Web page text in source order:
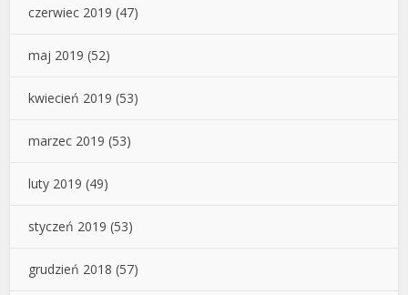
czerwiec 2019 (47)
maj 2019 (52)
kwiecień 2019 (53)
marzec 2019 (53)
luty 2019 (49)
styczeń 2019 (53)
grudzień 2018 (57)